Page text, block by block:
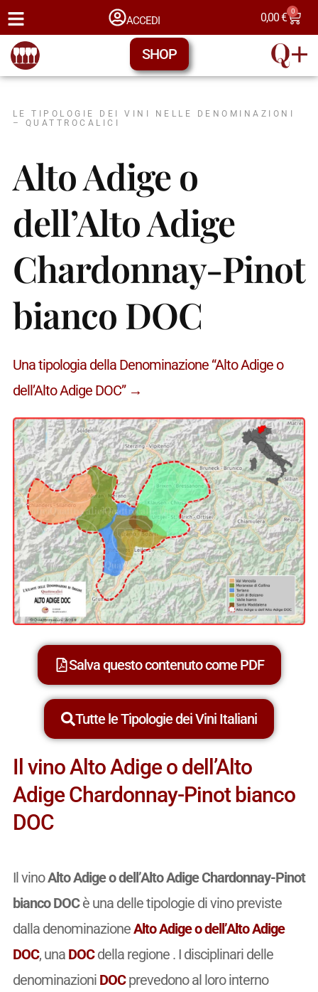
ACCEDI 0,00€ 0
SHOP
LE TIPOLOGIE DEI VINI NELLE DENOMINAZIONI
– QUATTROCALICI
Alto Adige o
dell’Alto Adige
Chardonnay-Pinot
bianco DOC
Una tipologia della Denominazione “Alto Adige o
dell’Alto Adige DOC” →
Salva questo contenuto come PDF
Tutte le Tipologie dei Vini Italiani
Il vino Alto Adige o dell’Alto
Adige Chardonnay-Pinot bianco
DOC
Il vinoAlto Adige o dell’Alto Adige Chardonnay-Pinot
bianco DOCè una delle tipologie di vino previste
dalla denominazioneAlto Adige o dell’Alto Adige
DOC, una DOCdella regione . I disciplinari delle
denominazioni DOCprevedono al loro interno